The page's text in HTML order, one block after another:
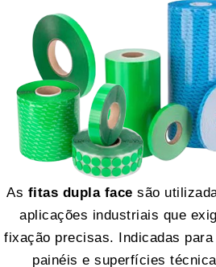
As fitas dupla face são
aplicações industriais que
fixação precisas. Indicadas para
painéis e superfícies